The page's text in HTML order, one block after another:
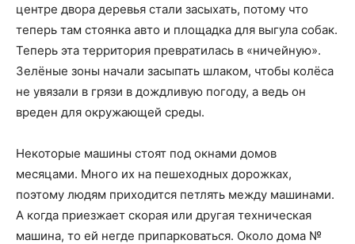
центре двора деревья стали засыхать, потому что
теперь там стоянка авто и площадка для выгула собак.
Теперь эта территория превратилась в «ничейную».
Зелёные зоны начали засыпать шлаком, чтобы колёса
не увязали в грязи в дождливую погоду, а ведь он
вреден для окружающей среды.
Некоторые машины стоят под окнами домов
месяцами. Много их на пешеходных дорожках,
поэтому людям приходится петлять между машинами.
А когда приезжает скорая или другая техническая
машина, то ей негде припарковаться. Около дома №